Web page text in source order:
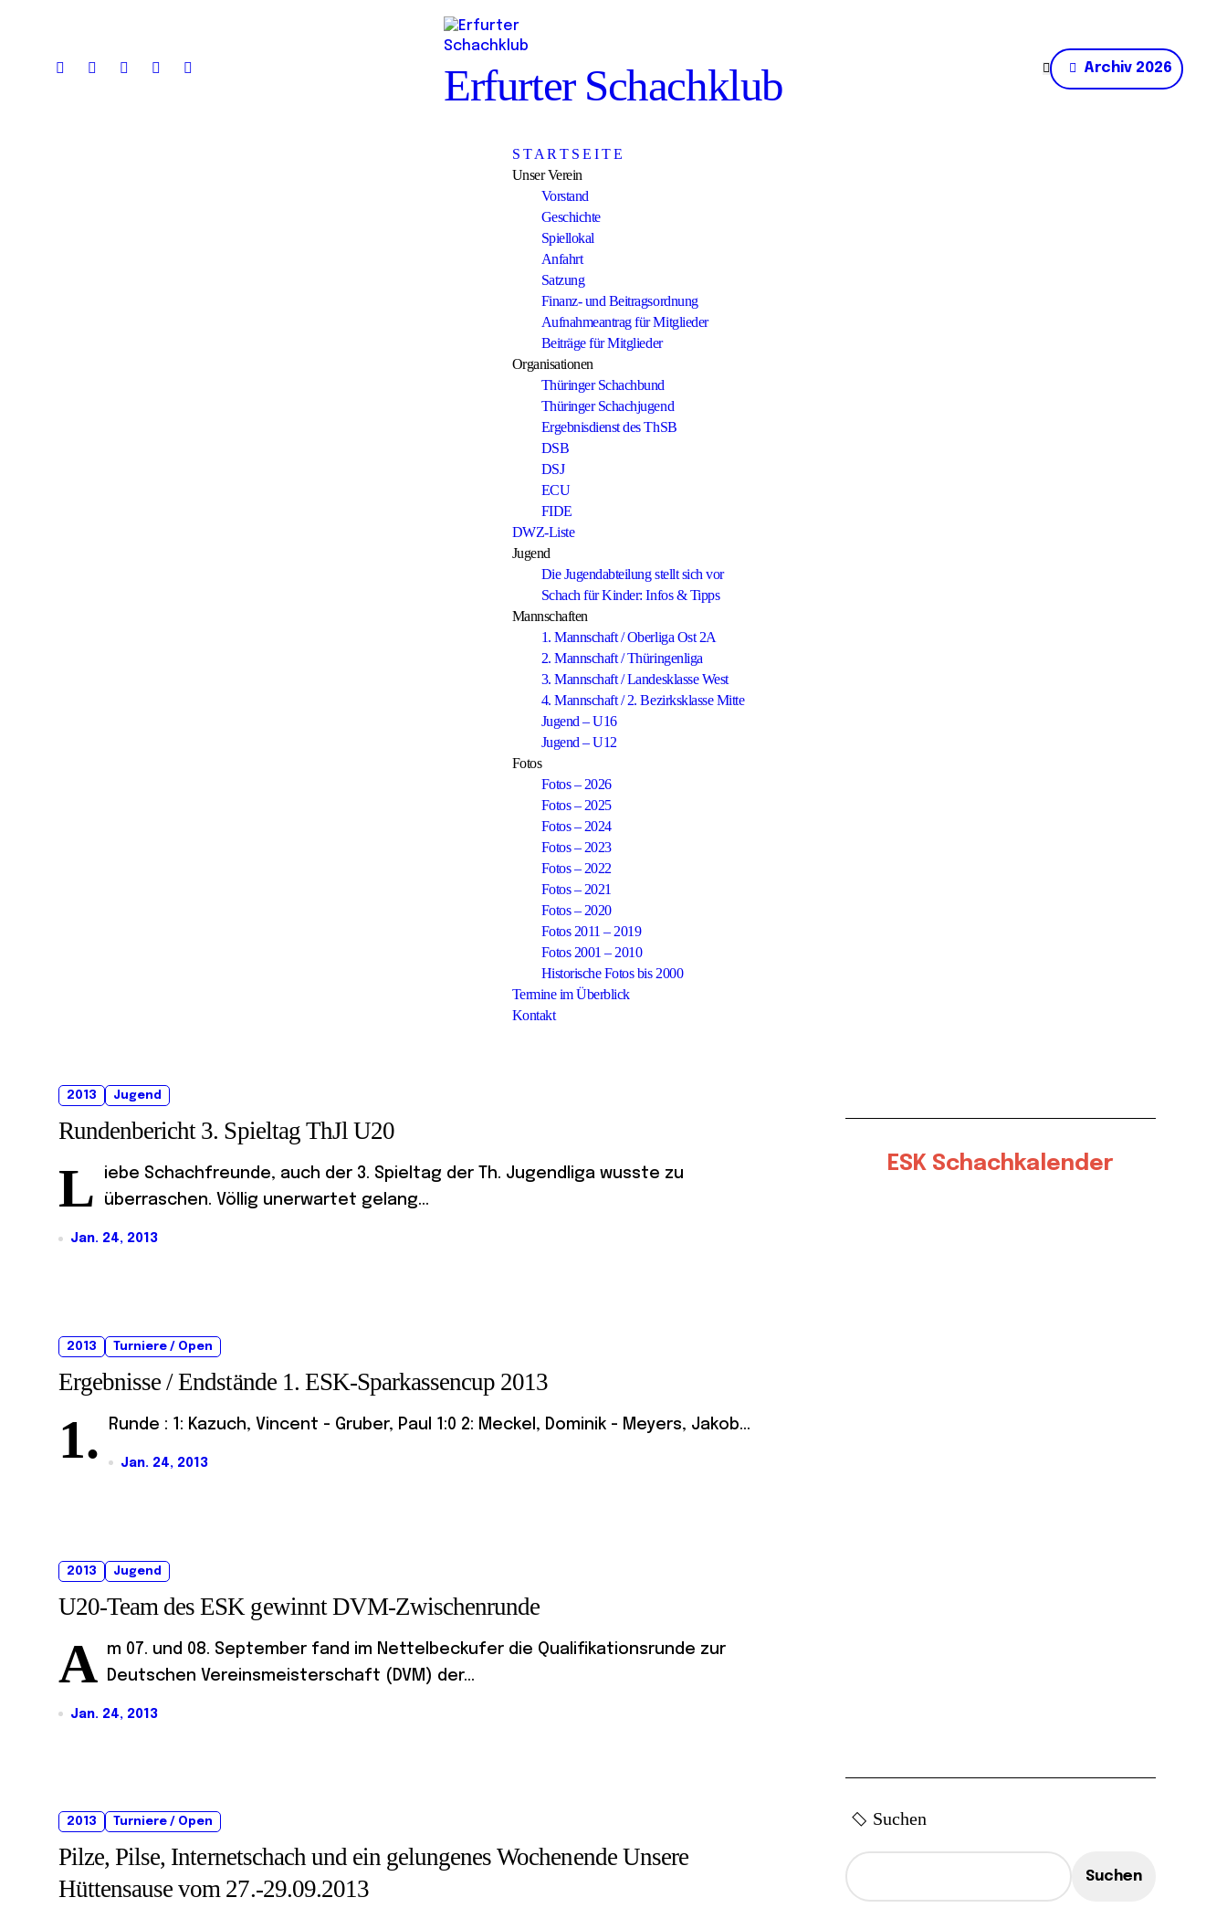
Erfurter Schachklub Archiv 2026
S T A R T S E I T E
Unser Verein
Vorstand
Geschichte
Spiellokal
Anfahrt
Satzung
Finanz- und Beitragsordnung
Aufnahmeantrag für Mitglieder
Beiträge für Mitglieder
Organisationen
Thüringer Schachbund
Thüringer Schachjugend
Ergebnisdienst des ThSB
DSB
DSJ
ECU
FIDE
DWZ-Liste
Jugend
Die Jugendabteilung stellt sich vor
Schach für Kinder: Infos & Tipps
Mannschaften
1. Mannschaft / Oberliga Ost 2A
2. Mannschaft / Thüringenliga
3. Mannschaft / Landesklasse West
4. Mannschaft / 2. Bezirksklasse Mitte
Jugend – U16
Jugend – U12
Fotos
Fotos – 2026
Fotos – 2025
Fotos – 2024
Fotos – 2023
Fotos – 2022
Fotos – 2021
Fotos – 2020
Fotos 2011 – 2019
Fotos 2001 – 2010
Historische Fotos bis 2000
Termine im Überblick
Kontakt
2013 Jugend
Rundenbericht 3. Spieltag ThJl U20
L
iebe Schachfreunde, auch der 3. Spieltag der Th. Jugendliga wusste zu
überraschen. Völlig unerwartet gelang...
Jan. 24, 2013
2013 Turniere / Open
Ergebnisse / Endstände 1. ESK-Sparkassencup 2013
1. Runde : 1: Kazuch, Vincent - Gruber, Paul 1:0 2: Meckel, Dominik - Meyers, Jakob...
Jan. 24, 2013
2013 Jugend
U20-Team des ESK gewinnt DVM-Zwischenrunde
A
m 07. und 08. September fand im Nettelbeckufer die Qualifikationsrunde zur
Deutschen Vereinsmeisterschaft (DVM) der...
Jan. 24, 2013
2013 Turniere / Open
Pilze, Pilse, Internetschach und ein gelungenes Wochenende Unsere
Hüttensause vom 27.-29.09.2013
ESK Schachkalender
Suchen
Suchen